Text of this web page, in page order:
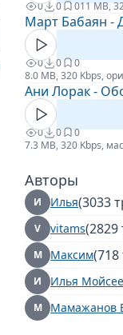
0 0 011 MB,
Март Бабаян -
0 0
0
8.0 MB, 320 Kbps,
Ани Лорак -
0 0
0
7.3 MB, 320 Kbps,
Авторы
И Илья(3033
V vitams(2829
М Максим(718
И Илья
М Мамажанов